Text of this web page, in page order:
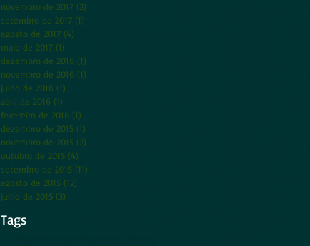
novembro de 2017 (2)
setembro de 2017 (1)
agosto de 2017 (4)
maio de 2017 (1)
dezembro de 2016 (1)
novembro de 2016 (1)
julho de 2016 (1)
abril de 2016 (1)
fevereiro de 2016 (1)
dezembro de 2015 (1)
novembro de 2015 (2)
outubro de 2015 (4)
setembro de 2015 (11)
agosto de 2015 (12)
julho de 2015 (3)
Tags